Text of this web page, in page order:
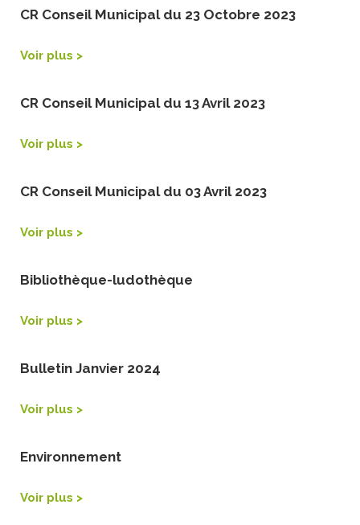
CR Conseil Municipal du 23 Octobre 2023
Voir plus >
CR Conseil Municipal du 13 Avril 2023
Voir plus >
CR Conseil Municipal du 03 Avril 2023
Voir plus >
Bibliothèque-ludothèque
Voir plus >
Bulletin Janvier 2024
Voir plus >
Environnement
Voir plus >